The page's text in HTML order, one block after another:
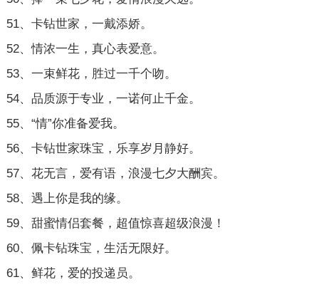
51、卡钻世家，一戴添娇。
52、情浓一生，真心表爱意。
53、一束鲜花，胜过一千个吻。
54、品质源于专业，一诺何止千金。
55、“情”你准备爱我。
56、卡钻世家珠宝，乐享岁月静好。
57、花无言，爱有语，浪漫七夕大酬宾。
58、遇上你是我的缘。
59、甜蜜情侣套餐，超值惊喜超级浪漫！
60、佩卡钻珠宝，生活无限好。
61、鲜花，爱的投递员。